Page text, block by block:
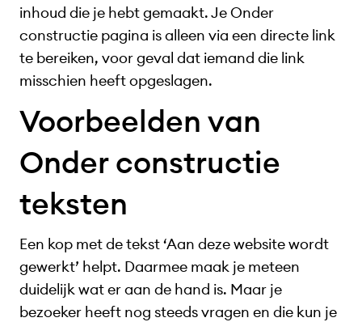
inhoud die je hebt gemaakt. Je Onder
constructie pagina is alleen via een directe link
te bereiken, voor geval dat iemand die link
misschien heeft opgeslagen.
Voorbeelden van
Onder constructie
teksten
Een kop met de tekst ‘Aan deze website wordt
gewerkt’ helpt. Daarmee maak je meteen
duidelijk wat er aan de hand is. Maar je
bezoeker heeft nog steeds vragen en die kun je